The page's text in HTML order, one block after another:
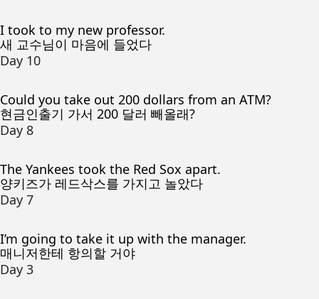
I took to my new professor.
새 교수님이 마음에 들었다
Day 10
Could you take out 200 dollars from an ATM?
현금인출기 가서 200 달러 빼올래?
Day 8
The Yankees took the Red Sox apart.
양키즈가 레드삭스를 가지고 놀았다
Day 7
I’m going to take it up with the manager.
매니저한테 항의할 거야
Day 3